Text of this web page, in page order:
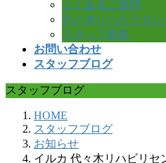
よくあるご質問
代々木リハビリセ
スタッフ募集
お問い合わせ
スタッフブログ
スタッフブログ
HOME
スタッフブログ
お知らせ
イルカ 代々木リハビリセ